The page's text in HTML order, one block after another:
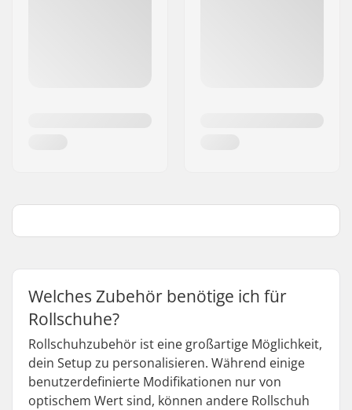
Welches Zubehör benötige ich für
Rollschuhe?
Rollschuhzubehör ist eine großartige Möglichkeit,
dein Setup zu personalisieren. Während einige
benutzerdefinierte Modifikationen nur von
optischem Wert sind, können andere Rollschuh